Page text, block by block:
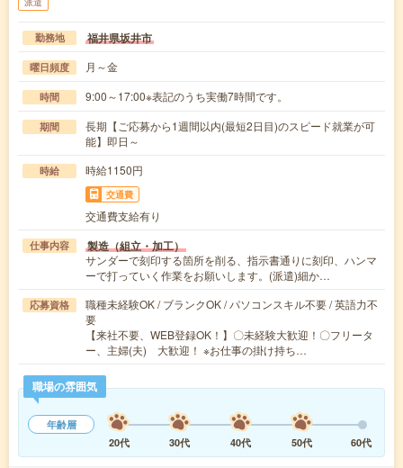
勤務地 福井県坂井市
曜日頻度 月～金
時間 9:00～17:00※表記のうち実働7時間です。
期間
長期【ご応募から1週間以内(最短2日目)のスピード就業が可
能】即日～
時給 時給1150円
交通費
交通費支給有り
仕事内容 製造（組立・加工）
サンダーで刻印する箇所を削る、指示書通りに刻印、ハンマ
ーで打っていく作業をお願いします。(派遣)細か…
応募資格
職種未経験OK / ブランクOK / パソコンスキル不要 / 英語力不
要
【来社不要、WEB登録OK！】〇未経験大歓迎！〇フリータ
ー、主婦(夫) 大歓迎！ ※お仕事の掛け持ち…
職場の雰囲気
年齢層
20代
30代 40代 50代 60代